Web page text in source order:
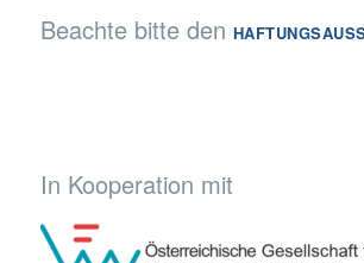
Beachte bitte den
In Kooperation mit